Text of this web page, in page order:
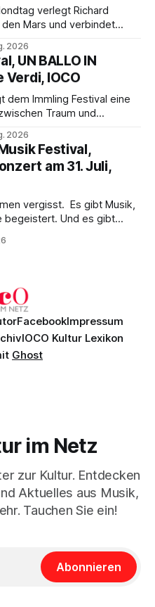
verlegt Richard
Mars und verbindet
und den Wiener
der zweite Akt jedoch
2026
UN BALLO IN
Verdi, IOCO
dem Immling Festival eine
Traum und
Bildern, getragen von
einer musikalisch
2026
Festival,
am 31. Juli,
Es gibt Musik,
begeistert. Und es gibt
Wiesbaden, an dem
FacebookImpressum
IOCO Kultur Lexikon
Ghost
im Netz
zur Kultur. Entdecken
Aktuelles aus Musik,
Tauchen Sie ein!
Abonnieren